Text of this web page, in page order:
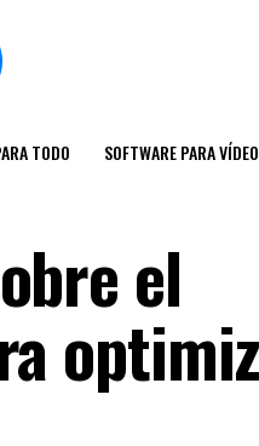
TODO SOFTWARE PARA VÍDEO
el